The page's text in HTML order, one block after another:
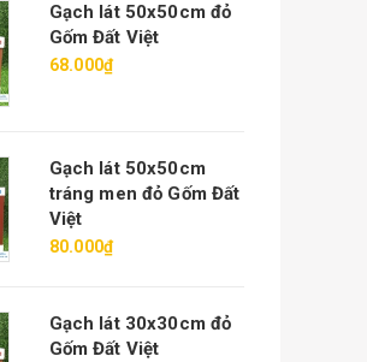
Gạch lát 50x50cm đỏ
Gốm Đất Việt
68.000₫
Gạch lát 50x50cm
tráng men đỏ Gốm Đất
Việt
80.000₫
Gạch lát 30x30cm đỏ
Gốm Đất Việt